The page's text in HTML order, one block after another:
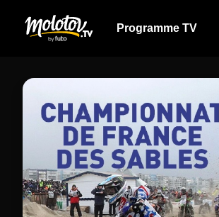
Programme TV